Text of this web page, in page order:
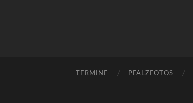
TERMINE PFALZFOTOS